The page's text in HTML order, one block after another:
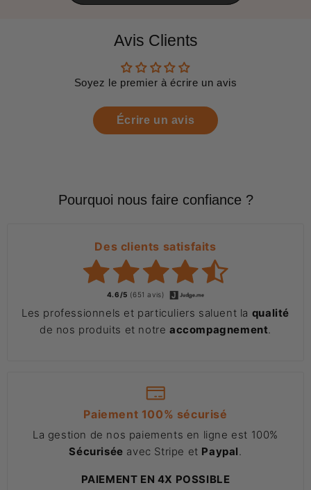
Avis Clients
Soyez le premier à écrire un avis
Écrire un avis
Pourquoi nous faire confiance ?
Des clients satisfaits
4.6/5 (651 avis)
Les professionnels et particuliers saluent la qualité
de nos produits et notre accompagnement.
Paiement 100% sécurisé
La gestion de nos paiements en ligne est 100%
Sécurisée avec Stripe et Paypal.
PAIEMENT EN 4X POSSIBLE